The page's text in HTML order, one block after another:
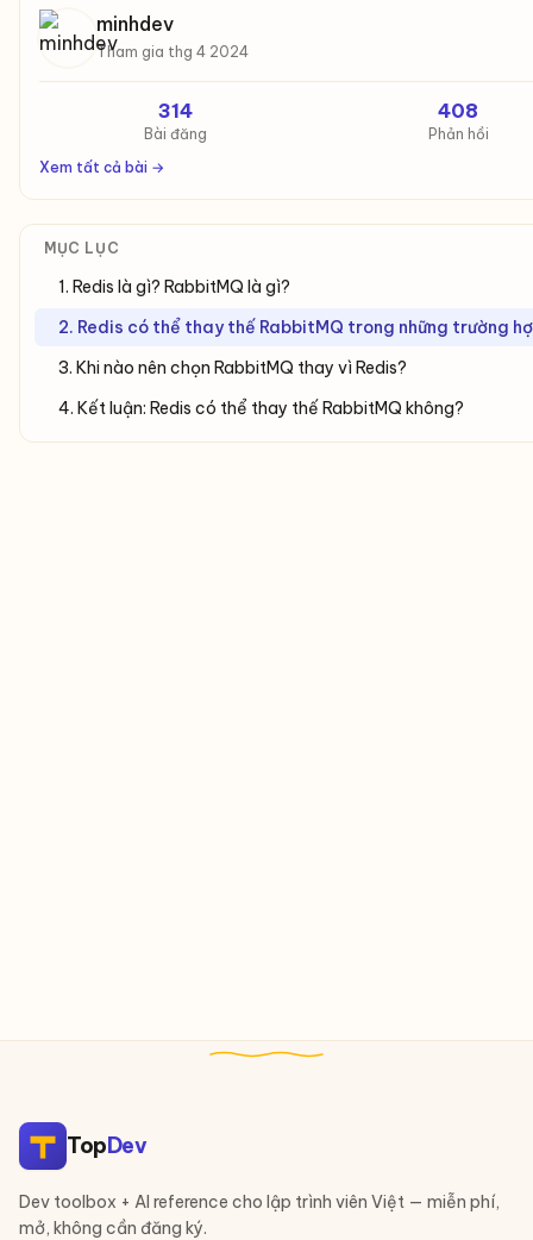
minhdev
Tham gia thg 4 2024
314
Bài đăng
408
Phản hồi
Xem tất cả bài →
MỤC LỤC
1. Redis là gì? RabbitMQ là gì?
2. Redis có thể thay thế RabbitMQ trong những trường
3. Khi nào nên chọn RabbitMQ thay vì Redis?
4. Kết luận: Redis có thể thay thế RabbitMQ không?
TopDev
Dev toolbox + AI reference cho lập trình viên Việt — miễn phí,
mở, không cần đăng ký.